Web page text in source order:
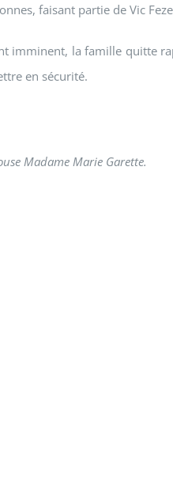
faisant partie de Vic
imminent, la famille quitte
en sécurité.
Madame Marie Garette.